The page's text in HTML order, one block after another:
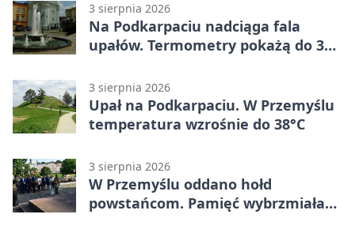
3 sierpnia 2026
Na Podkarpaciu nadciąga fala
upałów. Termometry pokażą do 36
3 sierpnia 2026
Upał na Podkarpaciu. W Przemyślu
temperatura wzrośnie do 38°C
3 sierpnia 2026
W Przemyślu oddano hołd
powstańcom. Pamięć wybrzmiała